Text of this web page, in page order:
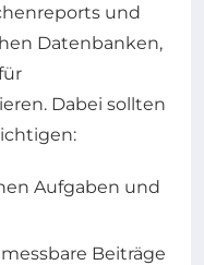
und
Datenbanken,
Dabei sollten
Aufgaben und
Beiträge